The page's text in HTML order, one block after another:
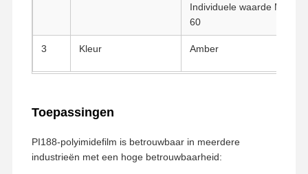
Individuele waarde MV/m ≥
60
3 Kleur Amber
Toepassingen
PI188-polyimidefilm is betrouwbaar in meerdere
industrieën met een hoge betrouwbaarheid: